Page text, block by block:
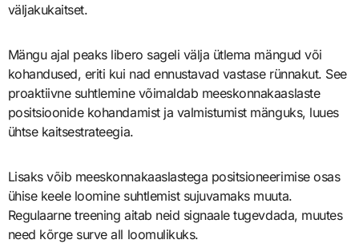
väljakukaitset.
Mängu ajal peaks libero sageli välja ütlema mängud või
kohandused, eriti kui nad ennustavad vastase rünnakut. See
proaktiivne suhtlemine võimaldab meeskonnakaaslaste
positsioonide kohandamist ja valmistumist mänguks, luues
ühtse kaitsestrateegia.
Lisaks võib meeskonnakaaslastega positsioneerimise osas
ühise keele loomine suhtlemist sujuvamaks muuta.
Regulaarne treening aitab neid signaale tugevdada, muutes
need kõrge surve all loomulikuks.